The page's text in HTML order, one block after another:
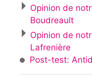
Opinion de
Boudreault
Opinion de
Lafrenière
Post-test: